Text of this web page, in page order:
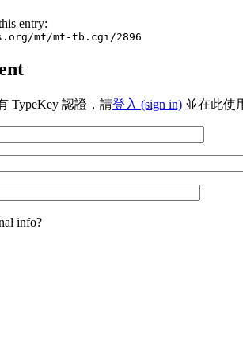
entry:
mt/mt-tb.cgi/2896
TypeKey 認證，請登入 (sign in) 並在此使
info?